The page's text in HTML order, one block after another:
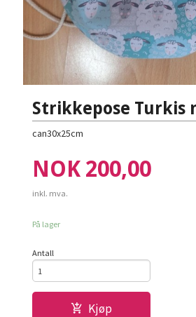
Strikkepose Turkis
can30x25cm
Pris
NOK 200,00
inkl. mva.
På lager
Antall
Kjøp